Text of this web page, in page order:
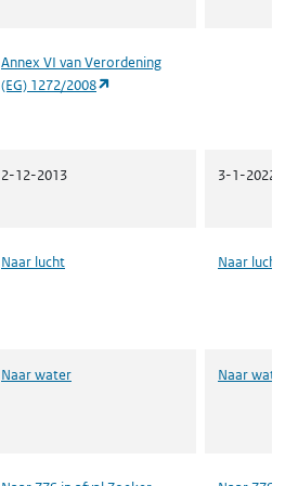
Annex VI van Verordening
(EG) 1272/2008
2-12-2013 3-1-2022
Naar lucht Naar lucht
Naar water Naar water